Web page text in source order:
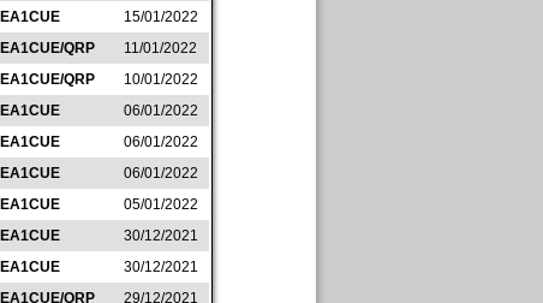
EA1CUE
15/01/2022
EA1CUE/QRP
11/01/2022
EA1CUE/QRP
10/01/2022
EA1CUE
06/01/2022
EA1CUE
06/01/2022
EA1CUE
06/01/2022
EA1CUE
05/01/2022
EA1CUE
30/12/2021
EA1CUE
30/12/2021
EA1CUE/QRP 29/12/2021